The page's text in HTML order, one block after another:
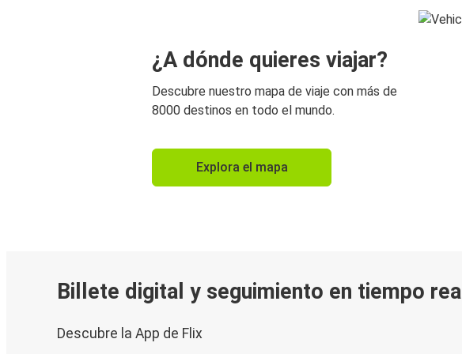
¿A dónde quieres viajar?
Descubre nuestro mapa de viaje con más de
8000 destinos en todo el mundo.
Explora el mapa
Billete digital y seguimiento en tiempo real
Descubre la App de Flix